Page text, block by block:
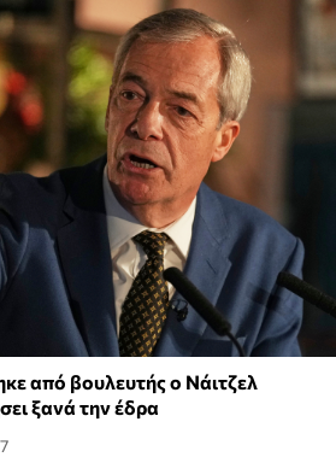
από βουλευτής ο Νάιτζελ
ξανά την έδρα